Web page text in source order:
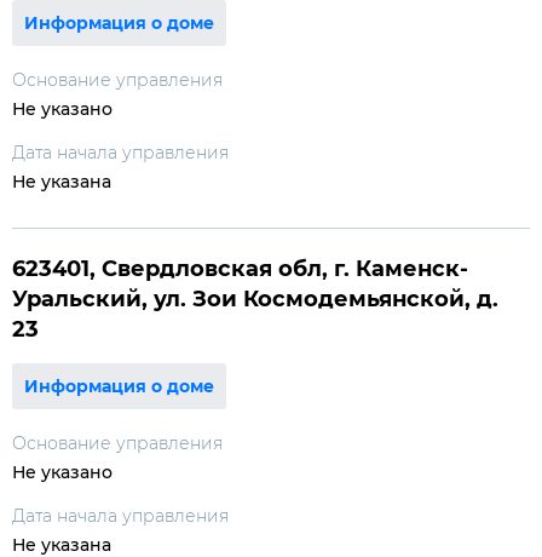
Информация о доме
Основание управления
Не указано
Дата начала управления
Не указана
623401, Свердловская обл, г. Каменск-
Уральский, ул. Зои Космодемьянской, д.
23
Информация о доме
Основание управления
Не указано
Дата начала управления
Не указана